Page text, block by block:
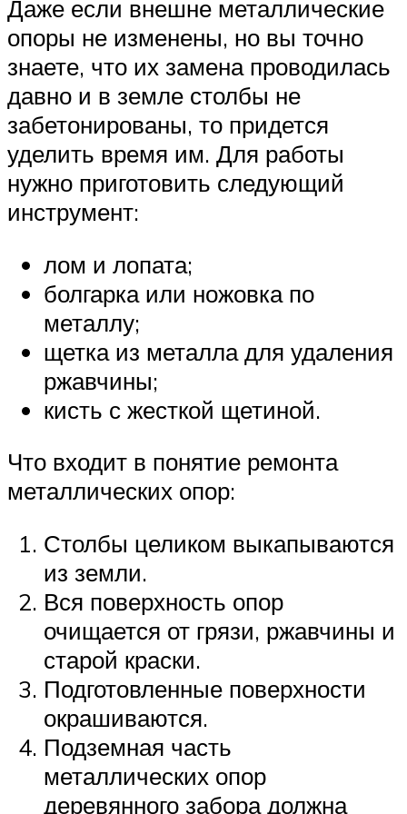
Даже если внешне металлические
опоры не изменены, но вы точно
знаете, что их замена проводилась
давно и в земле столбы не
забетонированы, то придется
уделить время им. Для работы
нужно приготовить следующий
инструмент:
лом и лопата;
болгарка или ножовка по
металлу;
щетка из металла для удаления
ржавчины;
кисть с жесткой щетиной.
Что входит в понятие ремонта
металлических опор:
Столбы целиком выкапываются
из земли.
Вся поверхность опор
очищается от грязи, ржавчины и
старой краски.
Подготовленные поверхности
окрашиваются.
Подземная часть
металлических опор
деревянного забора должна